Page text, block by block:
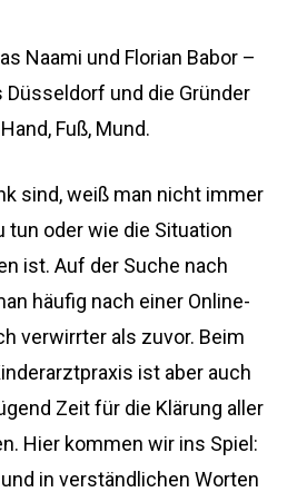
Naami und Florian Babor –
Düsseldorf und die Gründer
Fuß, Mund.
sind, weiß man nicht immer
tun oder wie die Situation
ist. Auf der Suche nach
häufig nach einer Online-
verwirrter als zuvor. Beim
ist aber auch
Zeit für die Klärung aller
Hier kommen wir ins Spiel:
in verständlichen Worten